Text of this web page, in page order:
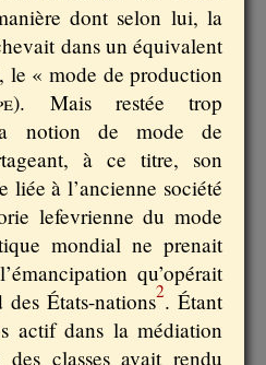
dont selon lui, la
dans un équivalent
le « mode de production
). Mais restée trop
notion de mode de
à ce titre, son
liée à l’ancienne société
lefevrienne du mode
mondial ne prenait
qu’opérait
États-nations2. Étant
actif dans la médiation
des classes avait rendu